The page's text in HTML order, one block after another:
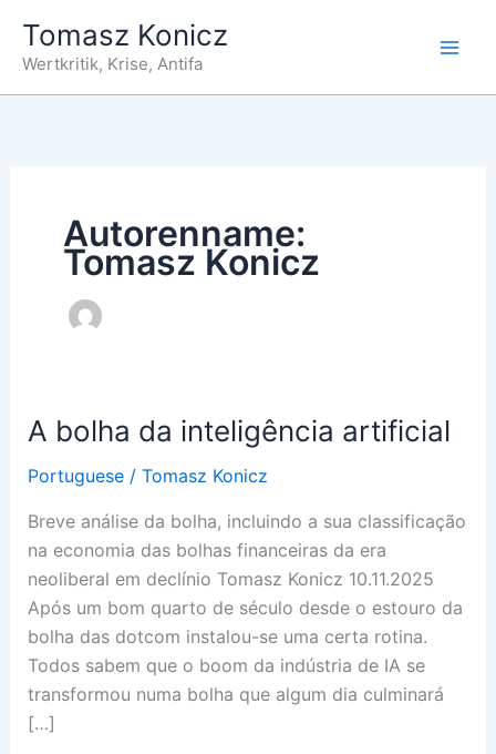
Inhalt
springen
Tomasz Konicz
Wertkritik, Krise, Antifa
Autorenname:
Tomasz Konicz
A bolha da inteligência artificial
Portuguese/ Tomasz Konicz
Breve análise da bolha, incluindo a sua classificação
na economia das bolhas financeiras da era
neoliberal em declínio Tomasz Konicz 10.11.2025
Após um bom quarto de século desde o estouro da
bolha das dotcom instalou-se uma certa rotina.
Todos sabem que o boom da indústria de IA se
transformou numa bolha que algum dia culminará
[…]